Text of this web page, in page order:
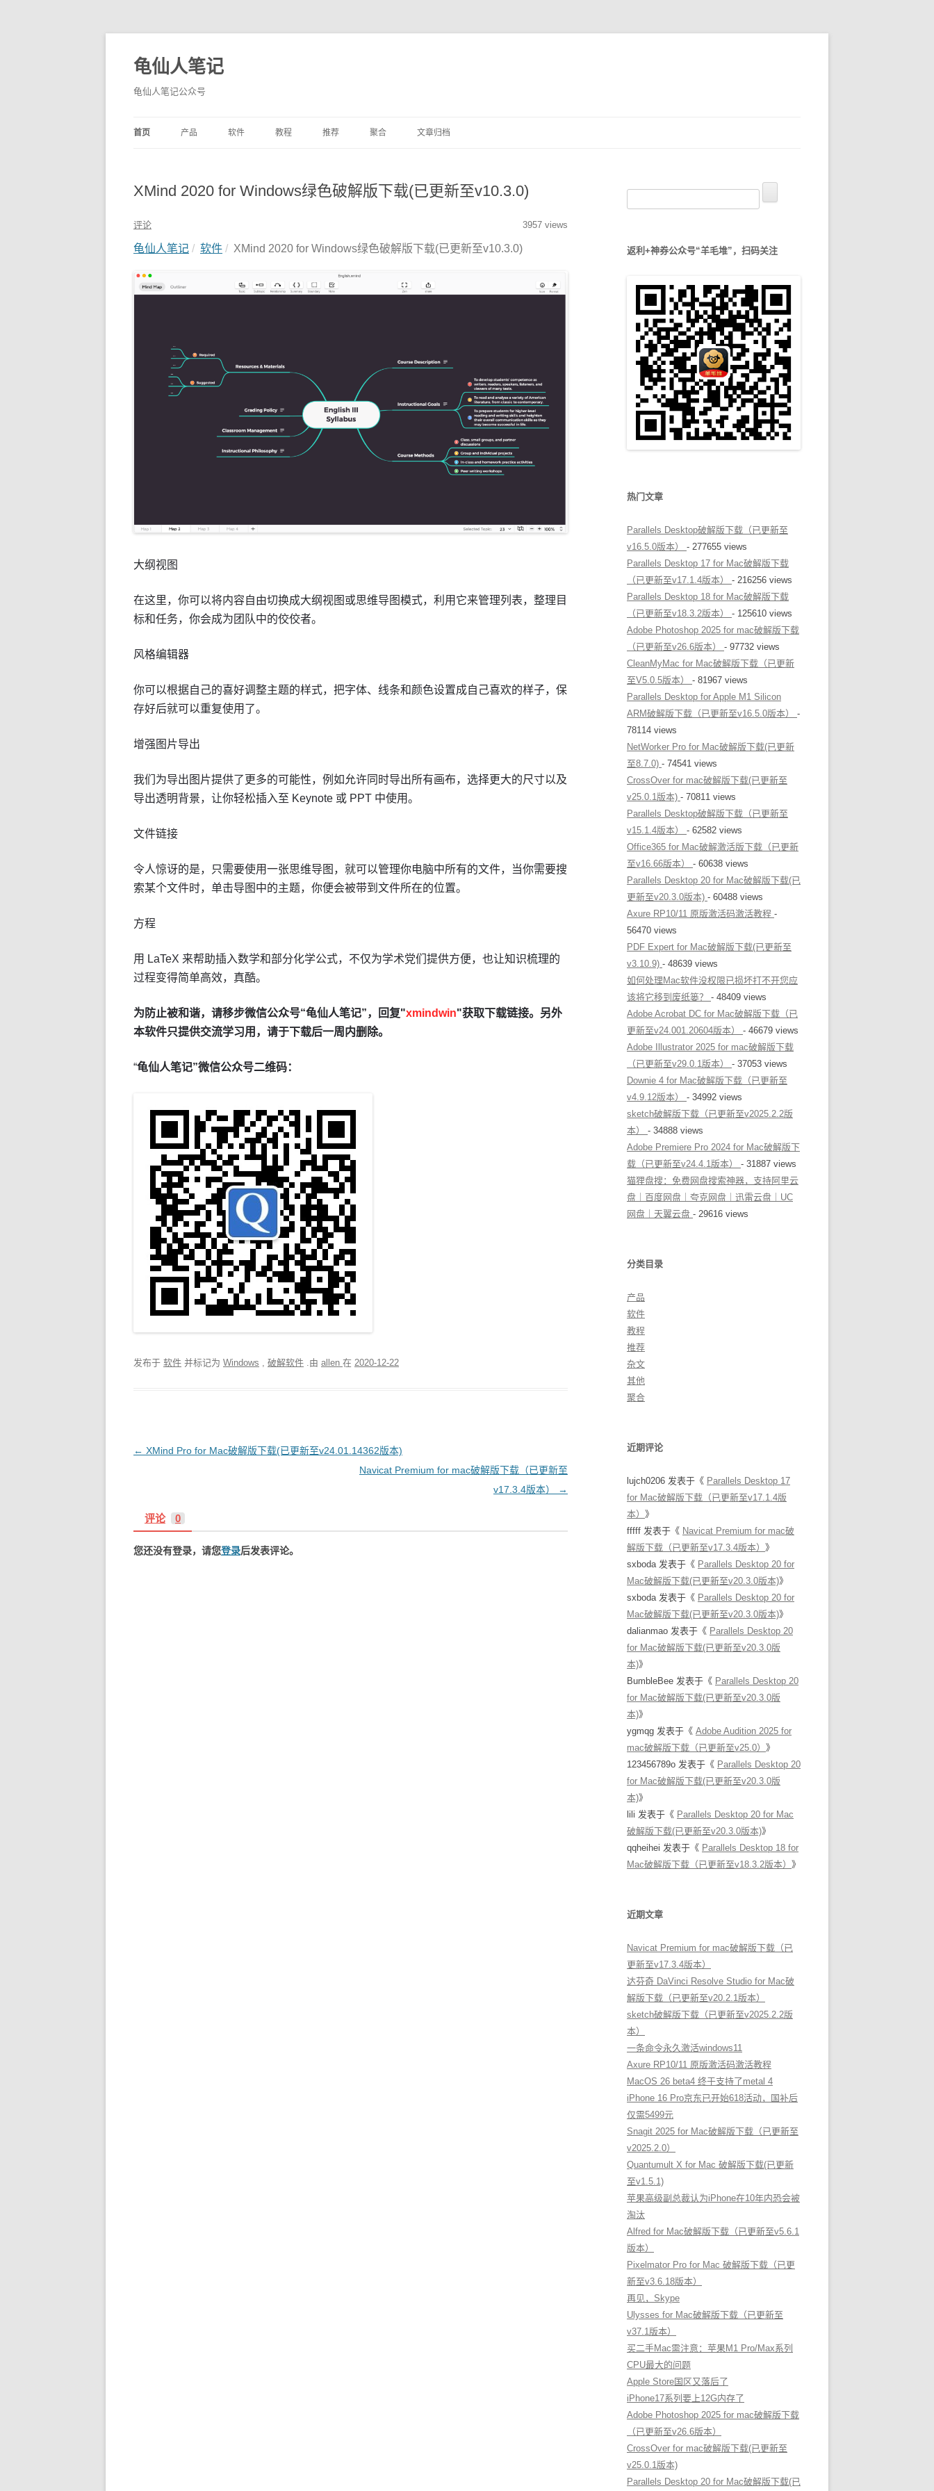
龟仙人笔记
龟仙人笔记公众号
首页 产品 软件 教程 推荐 聚合
其他
文章归档
XMind 2020 for Windows绿色破解版下载(已更新至v10.3.0)
评论 3957 views
龟仙人笔记 软件 XMind 2020 for Windows绿色破解版下载(已更新至v10.3.0)
大纲视图
在这里，你可以将内容自由切换成大纲视图或思维导图模式，利用它来管理列表，整理目
标和任务，你会成为团队中的佼佼者。
风格编辑器
你可以根据自己的喜好调整主题的样式，把字体、线条和颜色设置成自己喜欢的样子，保
存好后就可以重复使用了。
增强图片导出
我们为导出图片提供了更多的可能性，例如允许同时导出所有画布，选择更大的尺寸以及
导出透明背景，让你轻松插入至 Keynote 或 PPT 中使用。
文件链接
令人惊讶的是，只需要使用一张思维导图，就可以管理你电脑中所有的文件，当你需要搜
索某个文件时，单击导图中的主题，你便会被带到文件所在的位置。
方程
用 LaTeX 来帮助插入数学和部分化学公式，不仅为学术党们提供方便，也让知识梳理的
过程变得简单高效，真酷。
为防止被和谐，请移步微信公众号“龟仙人笔记”，回复"xmindwin"获取下载链接。另外
本软件只提供交流学习用，请于下载后一周内删除。
“龟仙人笔记”微信公众号二维码：
发布于 软件 并标记为 Windows , 破解软件 .由 allen 在 2020-12-22
文
← XMind Pro for Mac破解版下载(已更新至v24.01.14362版本)
Navicat Premium for mac破解版下载（已更新至
v17.3.4版本）
→
评论 0
您还没有登录，请您登录后发表评论。
搜
索
返利+神券公众号“羊毛堆”，扫码关注
热门文章
Parallels Desktop破解版下载（已更新至
v16.5.0版本） - 277655 views
Parallels Desktop 17 for Mac破解版下载
（已更新至v17.1.4版本） - 216256 views
Parallels Desktop 18 for Mac破解版下载
（已更新至v18.3.2版本） - 125610 views
Adobe Photoshop 2025 for mac破解版下载
（已更新至v26.6版本） - 97732 views
CleanMyMac for Mac破解版下载（已更新
至V5.0.5版本） - 81967 views
Parallels Desktop for Apple M1 Silicon
ARM破解版下载（已更新至v16.5.0版本） -
78114 views
NetWorker Pro for Mac破解版下载(已更新
至8.7.0) - 74541 views
CrossOver for mac破解版下载(已更新至
v25.0.1版本) - 70811 views
Parallels Desktop破解版下载（已更新至
v15.1.4版本） - 62582 views
Office365 for Mac破解激活版下载（已更新
至v16.66版本） - 60638 views
Parallels Desktop 20 for Mac破解版下载(已
更新至v20.3.0版本) - 60488 views
Axure RP10/11 原版激活码激活教程 -
56470 views
PDF Expert for Mac破解版下载(已更新至
v3.10.9) - 48639 views
如何处理Mac软件没权限已损坏打不开您应
该将它移到废纸篓？ - 48409 views
Adobe Acrobat DC for Mac破解版下载（已
更新至v24.001.20604版本） - 46679 views
Adobe Illustrator 2025 for mac破解版下载
（已更新至v29.0.1版本） - 37053 views
Downie 4 for Mac破解版下载（已更新至
v4.9.12版本） - 34992 views
sketch破解版下载（已更新至v2025.2.2版
本） - 34888 views
Adobe Premiere Pro 2024 for Mac破解版下
载（已更新至v24.4.1版本） - 31887 views
猫狸盘搜：免费网盘搜索神器，支持阿里云
盘｜百度网盘｜夸克网盘｜迅雷云盘｜UC
网盘｜天翼云盘 - 29616 views
分类目录
产品
软件
教程
推荐
杂文
其他
聚合
近期评论
lujch0206 发表于《 Parallels Desktop 17
for Mac破解版下载（已更新至v17.1.4版
本） 》
fffff 发表于《 Navicat Premium for mac破
解版下载（已更新至v17.3.4版本） 》
sxboda发表于《 Parallels Desktop 20 for
Mac破解版下载(已更新至v20.3.0版本)》
sxboda发表于《 Parallels Desktop 20 for
Mac破解版下载(已更新至v20.3.0版本)》
dalianmao 发表于《 Parallels Desktop 20
for Mac破解版下载(已更新至v20.3.0版
本)》
BumbleBee 发表于《 Parallels Desktop 20
for Mac破解版下载(已更新至v20.3.0版
本)》
ygmqg 发表于《 Adobe Audition 2025 for
mac破解版下载（已更新至v25.0） 》
123456789o 发表于《 Parallels Desktop 20
for Mac破解版下载(已更新至v20.3.0版
本)》
lili 发表于《 Parallels Desktop 20 for Mac
破解版下载(已更新至v20.3.0版本)》
qqheihei 发表于《 Parallels Desktop 18 for
Mac破解版下载（已更新至v18.3.2版本） 》
近期文章
Navicat Premium for mac破解版下载（已
更新至v17.3.4版本）
达芬奇 DaVinci Resolve Studio for Mac破
解版下载（已更新至v20.2.1版本）
sketch破解版下载（已更新至v2025.2.2版
本）
一条命令永久激活windows11
Axure RP10/11 原版激活码激活教程
MacOS 26 beta4 终于支持了metal 4
iPhone 16 Pro京东已开始618活动，国补后
仅需5499元
Snagit 2025 for Mac破解版下载（已更新至
v2025.2.0）
Quantumult X for Mac 破解版下载(已更新
至v1.5.1)
苹果高级副总裁认为iPhone在10年内恐会被
淘汰
Alfred for Mac破解版下载（已更新至v5.6.1
版本）
Pixelmator Pro for Mac 破解版下载（已更
新至v3.6.18版本）
再见，Skype
Ulysses for Mac破解版下载（已更新至
v37.1版本）
买二手Mac需注意：苹果M1 Pro/Max系列
CPU最大的问题
Apple Store国区又落后了
iPhone17系列要上12G内存了
Adobe Photoshop 2025 for mac破解版下载
（已更新至v26.6版本）
CrossOver for mac破解版下载(已更新至
v25.0.1版本)
Parallels Desktop 20 for Mac破解版下载(已